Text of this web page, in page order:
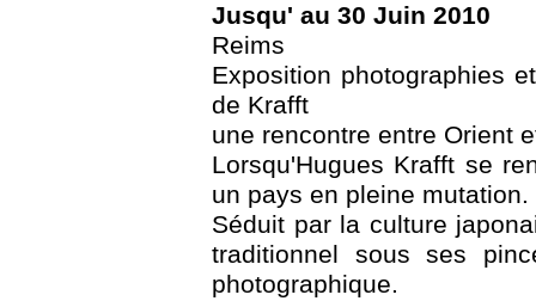
Jusqu' au 30 Juin 2010
Reims
Exposition photographies
de Krafft
une rencontre entre Orient
Lorsqu'Hugues Krafft se
un pays en pleine mutation.
Séduit par la culture
traditionnel sous ses
photographique.